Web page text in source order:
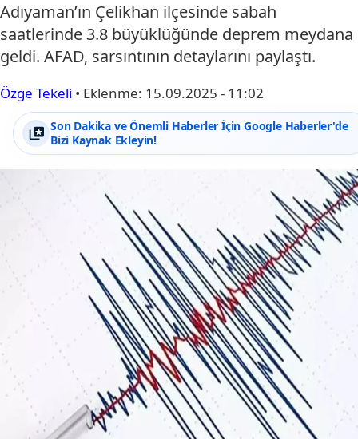
Adıyaman’ın Çelikhan ilçesinde sabah
saatlerinde 3.8 büyüklüğünde deprem meydana
geldi. AFAD, sarsıntının detaylarını paylaştı.
Özge Tekeli • Eklenme: 15.09.2025 - 11:02
Son Dakika ve Önemli Haberler İçin Google Haberler'de
Bizi Kaynak Ekleyin!